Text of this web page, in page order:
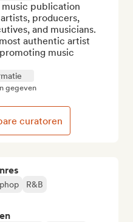
R&B
music publication
producers,
and musicians.
authentic artist
music
gegeven
curatoren